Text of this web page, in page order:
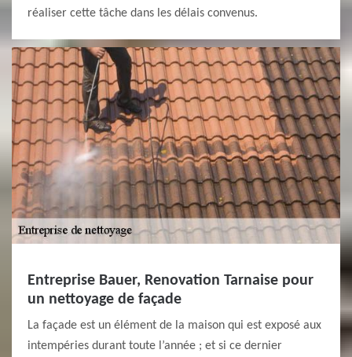
réaliser cette tâche dans les délais convenus.
Entreprise Bauer, Renovation Tarnaise pour
un nettoyage de façade
La façade est un élément de la maison qui est exposé aux
intempéries durant toute l’année ; et si ce dernier